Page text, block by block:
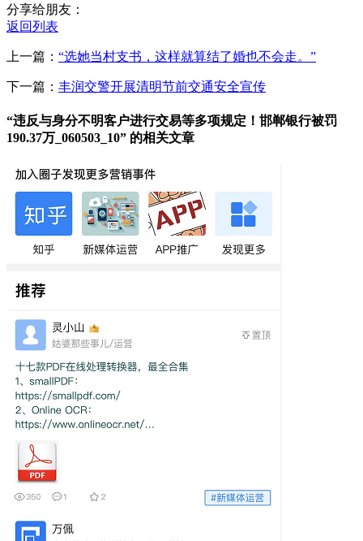
分享给朋友：
返回列表
上一篇： “选她当村支书，这样就算结了婚也不会走。”
下一篇： 丰润交警开展清明节前交通安全宣传
“违反与身分不明客户进行交易等多项规定！邯郸银行被罚
190.37万_060503_10” 的相关文章